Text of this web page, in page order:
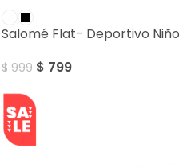
Salomé Flat- Deportivo Niño
$999 $ 799